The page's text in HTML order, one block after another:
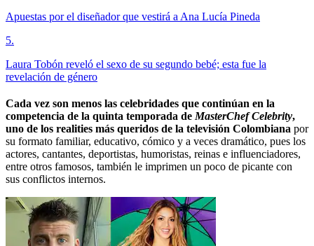
Apuestas por el diseñador que vestirá a Ana Lucía Pineda
5.
Laura Tobón reveló el sexo de su segundo bebé; esta fue la
revelación de género
Cada vez son menos las celebridades que continúan en la
competencia de la quinta temporada de MasterChef Celebrity,
uno de los realities más queridos de la televisión Colombiana por
su formato familiar, educativo, cómico y a veces dramático, pues los
actores, cantantes, deportistas, humoristas, reinas e influenciadores,
entre otros famosos, también le imprimen un poco de picante con
sus conflictos internos.